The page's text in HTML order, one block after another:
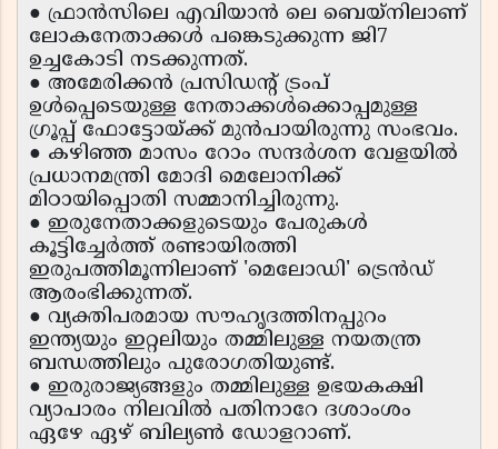
● ഫ്രാൻസിലെ എവിയാൻ ലെ ബെയ്നിലാണ്
ലോകനേതാക്കൾ പങ്കെടുക്കുന്ന ജി7
ഉച്ചകോടി നടക്കുന്നത്.
● അമേരിക്കൻ പ്രസിഡൻ്റ് ട്രംപ്
ഉൾപ്പെടെയുള്ള നേതാക്കൾക്കൊപ്പമുള്ള
ഗ്രൂപ്പ് ഫോട്ടോയ്ക്ക് മുൻപായിരുന്നു സംഭവം.
● കഴിഞ്ഞ മാസം റോം സന്ദർശന വേളയിൽ
പ്രധാനമന്ത്രി മോദി മെലോനിക്ക്
മിഠായിപ്പൊതി സമ്മാനിച്ചിരുന്നു.
● ഇരുനേതാക്കളുടെയും പേരുകൾ
കൂട്ടിച്ചേർത്ത് രണ്ടായിരത്തി
ഇരുപത്തിമൂന്നിലാണ് 'മെലോഡി' ട്രെൻഡ്
ആരംഭിക്കുന്നത്.
● വ്യക്തിപരമായ സൗഹൃദത്തിനപ്പുറം
ഇന്ത്യയും ഇറ്റലിയും തമ്മിലുള്ള നയതന്ത്ര
ബന്ധത്തിലും പുരോഗതിയുണ്ട്.
● ഇരുരാജ്യങ്ങളും തമ്മിലുള്ള ഉഭയകക്ഷി
വ്യാപാരം നിലവിൽ പതിനാറേ ദശാംശം
ഏഴേ ഏഴ് ബില്യൺ ഡോളറാണ്.